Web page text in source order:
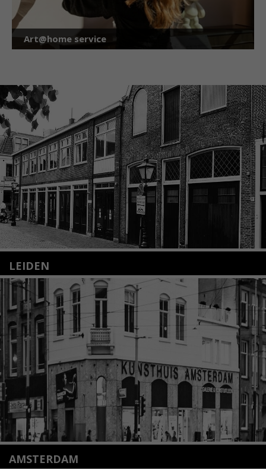
Art@home service
LEIDEN
Nieuwstraat 35
2312 KA Leiden
+31(0)71 – 52 84 480
info@kunsthuisleiden.nl
Lees meer
AMSTERDAM